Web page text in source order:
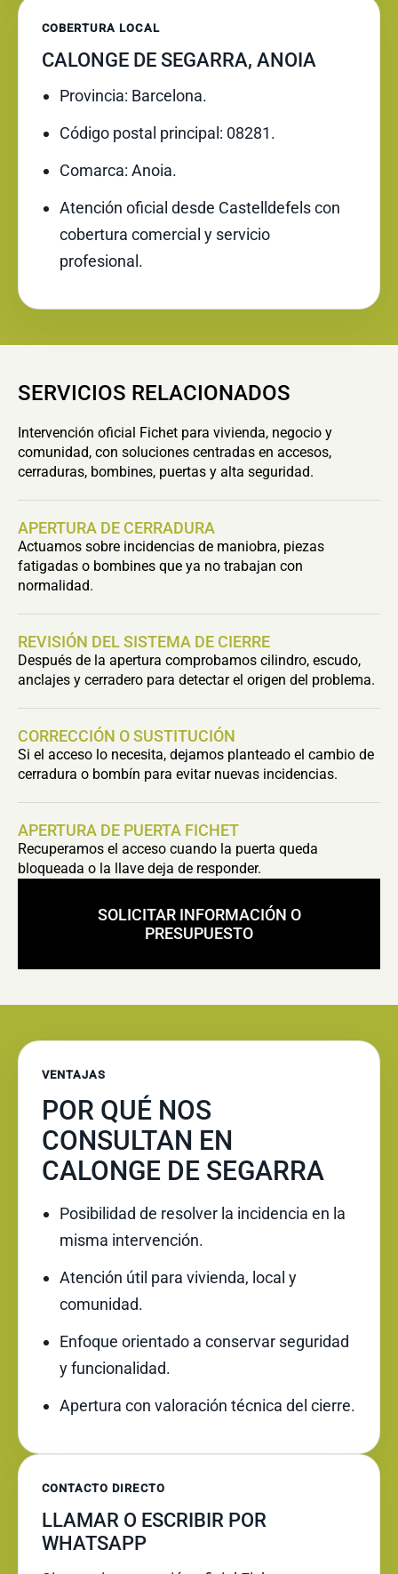
COBERTURA LOCAL
CALONGE DE SEGARRA, ANOIA
Provincia: Barcelona.
Código postal principal: 08281.
Comarca: Anoia.
Atención oficial desde Castelldefels con
cobertura comercial y servicio
profesional.
SERVICIOS RELACIONADOS
Intervención oficial Fichet para vivienda, negocio y
comunidad, con soluciones centradas en accesos,
cerraduras, bombines, puertas y alta seguridad.
APERTURA DE CERRADURA
Actuamos sobre incidencias de maniobra, piezas
fatigadas o bombines que ya no trabajan con
normalidad.
REVISIÓN DEL SISTEMA DE CIERRE
Después de la apertura comprobamos cilindro, escudo,
anclajes y cerradero para detectar el origen del problema.
CORRECCIÓN O SUSTITUCIÓN
Si el acceso lo necesita, dejamos planteado el cambio de
cerradura o bombín para evitar nuevas incidencias.
APERTURA DE PUERTA FICHET
Recuperamos el acceso cuando la puerta queda
bloqueada o la llave deja de responder.
SOLICITAR INFORMACIÓN O
PRESUPUESTO
VENTAJAS
POR QUÉ NOS
CONSULTAN EN
CALONGE DE SEGARRA
Posibilidad de resolver la incidencia en la
misma intervención.
Atención útil para vivienda, local y
comunidad.
Enfoque orientado a conservar seguridad
y funcionalidad.
Apertura con valoración técnica del cierre.
CONTACTO DIRECTO
LLAMAR O ESCRIBIR POR
WHATSAPP